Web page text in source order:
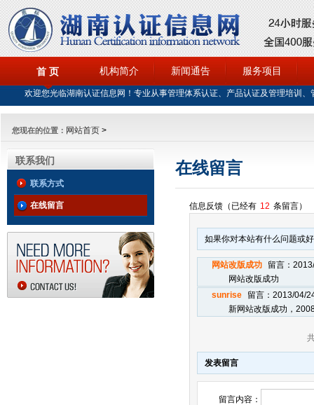
首 页
欢迎您光临湖南认证信息网！专业从事管理体系认证、产品认证及管理培训
机构简介 新闻通告 服务项目
您现在的位置： 网站首页 >
联系我们
联系方式
在线留言
在线留言
信息反馈 （已经有 12 条留言）
如果你对本站有什么问题或
网站改版成功
留言：
网站改版成功
sunrise
留言：2013/04/
新网站改版成功，
发表留言
留言内容：